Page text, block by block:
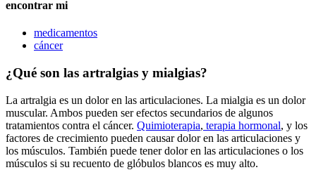
encontrar mi
medicamentos
cáncer
¿Qué son las artralgias y mialgias?
La artralgia es un dolor en las articulaciones. La mialgia es un dolor
muscular. Ambos pueden ser efectos secundarios de algunos
tratamientos contra el cáncer. Quimioterapia, terapia hormonal, y los
factores de crecimiento pueden causar dolor en las articulaciones y
los músculos. También puede tener dolor en las articulaciones o los
músculos si su recuento de glóbulos blancos es muy alto.